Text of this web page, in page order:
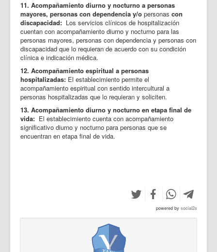
11. Acompañamiento diurno y nocturno a personas
mayores, personas con dependencia y/o personas con
discapacidad: Los servicios clínicos de hospitalización
cuentan con acompañamiento diurno y nocturno para las
personas mayores, personas con dependencia y personas con
discapacidad que lo requieran de acuerdo con su condición
clínica e indicación médica.
12. Acompañamiento espiritual a personas
hospitalizadas: El establecimiento permite el
acompañamiento espiritual con sentido intercultural a
personas hospitalizadas que lo requieran y soliciten.
13. Acompañamiento diurno y nocturno en etapa final de
vida: El establecimiento cuenta con acompañamiento
significativo diurno y nocturno para personas que se
encuentran en etapa final de vida.
powered by social2s